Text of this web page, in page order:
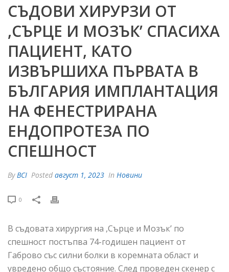
СЪДОВИ ХИРУРЗИ ОТ
,СЪРЦЕ И МОЗЪК’ СПАСИХА
ПАЦИЕНТ, КАТО
ИЗВЪРШИХА ПЪРВАТА В
БЪЛГАРИЯ ИМПЛАНТАЦИЯ
НА ФЕНЕСТРИРАНА
ЕНДОПРОТЕЗА ПО
СПЕШНОСТ
ByBCI Posted август 1, 2023 In Новини
0
В съдовата хирургия на ,Сърце и Мозък’ по
спешност постъпва 74-годишен пациент от
Габрово със силни болки в коремната област и
увредено общо състояние. След проведен скенер с